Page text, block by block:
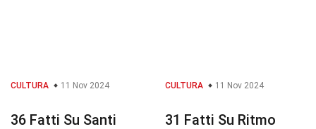
CULTURA 11 Nov 2024
36 Fatti Su Santi
CULTURA 11 Nov 2024
31 Fatti Su Ritmo